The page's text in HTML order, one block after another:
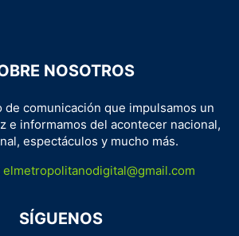
NOSOTROS
de comunicación que impulsamos un
e informamos del acontecer nacional,
espectáculos y mucho más.
elmetropolitanodigital@gmail.com
SÍGUENOS